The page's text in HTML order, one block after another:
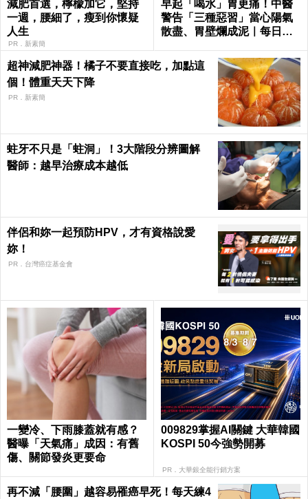
減肥首選，檸檬加它，堅持
一週，腰細了，瘦到你懷疑
人生
PR．新素簡
早起「喝水」胃更痛！中醫
警告「三種惡習」當心陽氣
散盡、胃壁爛成泥｜每日健
超神減肥神器！橘子不要直接吃，加點這
個！體重天天下降
PR．新素簡
蛀牙不只是「蛀洞」！3大階段分辨圖解
醫師：越早治療成本越低
伴侶和妳一起預防HPV，才有資格說愛
妳！
PR．台灣癌症基金會
一變冷、下雨膝蓋就有感？
醫曝「天氣痛」成因：有舊
傷、關節發炎更要命
009829掌握AI關鍵 大華韓國
KOSPI 50今強勢開募
PR．大華銀全能行銷方案
再不減「腰圍」越容易罹癌早死！每天練4